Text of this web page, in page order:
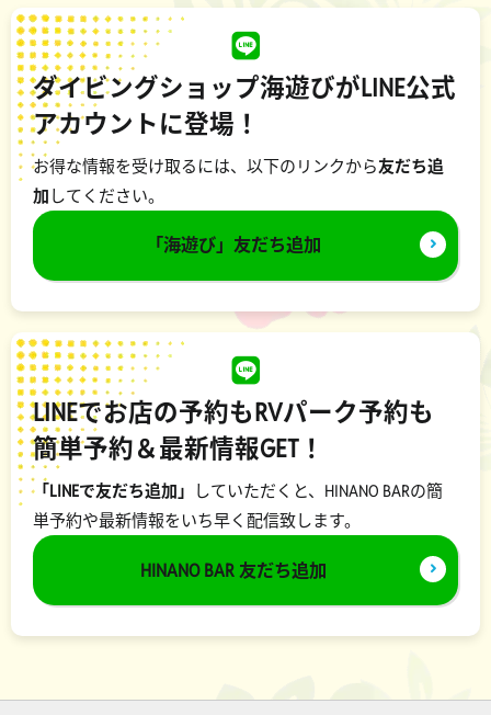
ダイビングショップ海遊びがLINE公式
アカウントに登場！
お得な情報を受け取るには、以下のリンクから友だち追
加 してください。
「海遊び」友だち追加
LINEでお店の予約もRVパーク予約も
簡単予約＆最新情報GET！
「LINEで友だち追加」
していただくと、HINANO BARの簡
単予約や最新情報をいち早く配信致します。
HINANO BAR 友だち追加